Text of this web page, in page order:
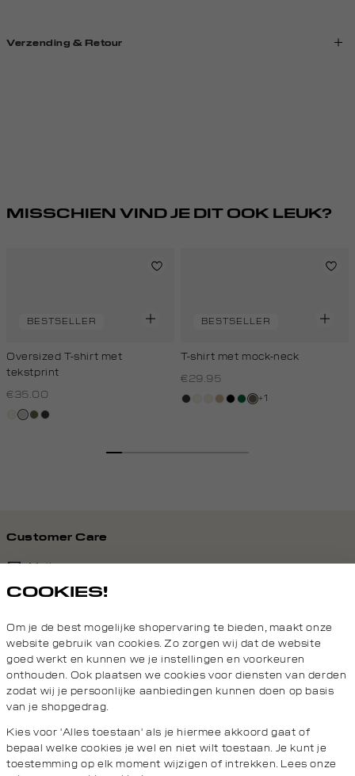
Verzending & Retour
MISSCHIEN VIND JE DIT OOK LEUK?
BESTSELLER
Oversized T-shirt met
tekstprint
€35.00
wit,taupe,
groen,
grijs,
BESTSELLER
T-shirt met mock-neck
€29.95
grijs,
kit,tanzwart
donkergroen
lichtbruin
+1
Customer Care
Mail ons
Van maandag t/m vrijdag van 8.30 uur tot 18.00 uur.
Service
COOKIES!
Om je de best mogelijke shopervaring te bieden, maakt onze
website gebruik van cookies. Zo zorgen wij dat de website
goed werkt en kunnen we je instellingen en voorkeuren
onthouden. Ook plaatsen we cookies voor diensten van derden
zodat wij je persoonlijke aanbiedingen kunnen doen op basis
van je shopgedrag.
Kies voor 'Alles toestaan' als je hiermee akkoord gaat of
bepaal welke cookies je wel en niet wilt toestaan. Je kunt je
toestemming op elk moment wijzigen of intrekken. Lees onze